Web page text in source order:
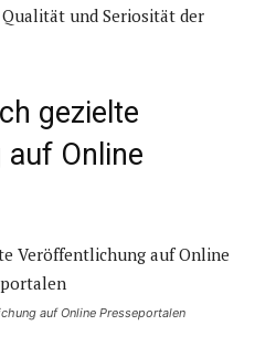
Qualität und Seriosität der
gezielte
Online
auf Online Presseportalen